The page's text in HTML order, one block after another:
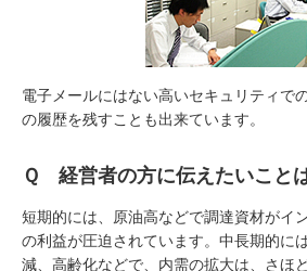
電子メールにはない高いセキュリティで
の履歴を残すことも出来ています。
Ｑ 経営者の方に伝えたいこと
短期的には、原油高などで調達資材がイ
の利益が圧迫されています。中長期的に
減、高齢化などで、内需の拡大は、さほ